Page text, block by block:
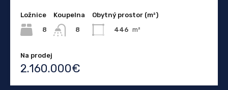
Ložnice
8
Koupelna
8
Obytný prostor (m²)
446 m²
Na prodej
2.160.000€